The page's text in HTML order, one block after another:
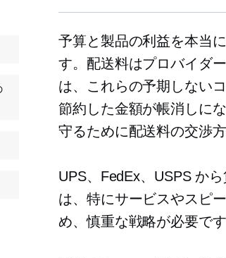
予算と製品の利益を本当
す。配送料はプロバイダ
は、これらの予期しない
節約した金額が帳消しに
守るために配送料の交渉
UPS、FedEx、USPS か
は、特にサービスやスピ
め、慎重な戦略が必要です